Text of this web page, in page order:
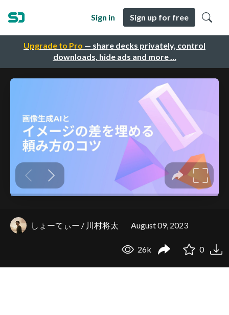
Upgrade to Pro — share decks privately, control
downloads, hide ads and more …
Sign in Sign up for free
しょーてぃー / 川村将太 August 09, 2023
26k 0